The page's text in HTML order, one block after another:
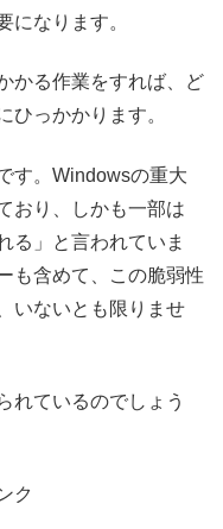
になります。
かる作業をすれば、ど
ひっかかります。
す。Windowsの重大
おり、しかも一部は
る」と言われていま
も含めて、この脆弱性
いないとも限りませ
れているのでしょう
ク